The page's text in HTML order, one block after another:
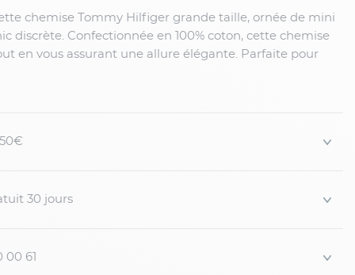
discrète. Confectionnée en 100% coton, cette chemise
en vous assurant une allure élégante. Parfaite pour
30 jours
00 61